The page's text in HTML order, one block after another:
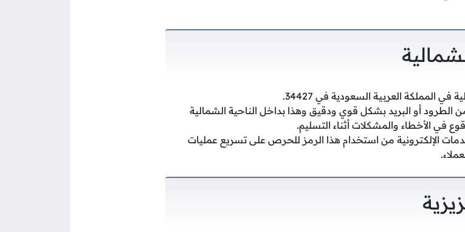
المملكة العربية السعودية في 34427.
الطرود أو البريد بشكل قوي ودقيق وهذا بداخل الناحية الشمالية
في الأخطاء والمشكلات أثناء التسليم.
الإلكترونية من استخدام هذا الرمز للحرص على تسريع عمليات